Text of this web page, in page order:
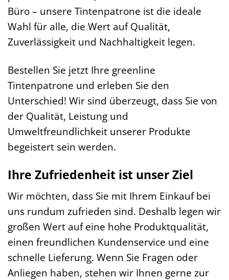
Büro – unsere Tintenpatrone ist die ideale
Wahl für alle, die Wert auf Qualität,
Zuverlässigkeit und Nachhaltigkeit legen.
Bestellen Sie jetzt Ihre greenline
Tintenpatrone und erleben Sie den
Unterschied! Wir sind überzeugt, dass Sie von
der Qualität, Leistung und
Umweltfreundlichkeit unserer Produkte
begeistert sein werden.
Ihre Zufriedenheit ist unser Ziel
Wir möchten, dass Sie mit Ihrem Einkauf bei
uns rundum zufrieden sind. Deshalb legen wir
großen Wert auf eine hohe Produktqualität,
einen freundlichen Kundenservice und eine
schnelle Lieferung. Wenn Sie Fragen oder
Anliegen haben, stehen wir Ihnen gerne zur